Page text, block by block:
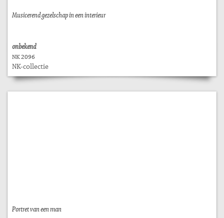
Musicerend gezelschap in een interieur
onbekend
NK 2096
NK-collectie
Portret van een man